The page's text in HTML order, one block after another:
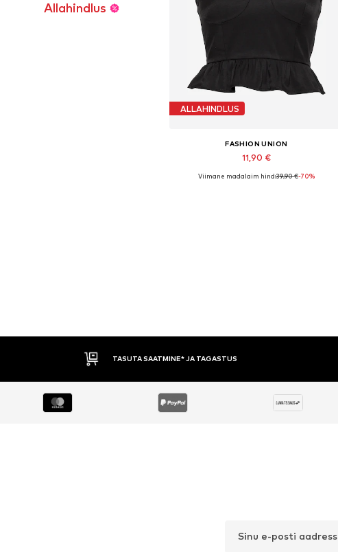
Allahindlus
ALLAHINDLUS
FASHION UNION
11,90 €
Saadaolevad suurused: XL
Viimane madalaim hind:39,90 €-70%
TASUTA SAATMINE* JA TAGASTUS
Sinu e-posti aadress